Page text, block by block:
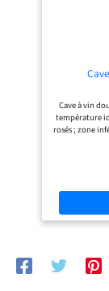
Cave à vin
température
rosés ; zone
une
LED blanc
Filtre à
odeurs.
indépendant